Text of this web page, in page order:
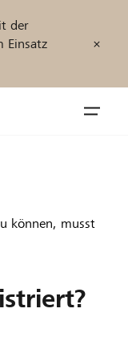
der
Einsatz
können, musst